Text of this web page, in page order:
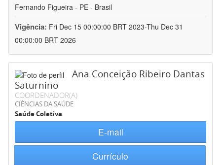
Fernando Figueira - PE - Brasil
Vigência: Fri Dec 15 00:00:00 BRT 2023-Thu Dec 31
00:00:00 BRT 2026
Ana Conceição Ribeiro Dantas
Saturnino
COORDENADOR(A)
CIÊNCIAS DA SAÚDE
Saúde Coletiva
E-mail
Currículo